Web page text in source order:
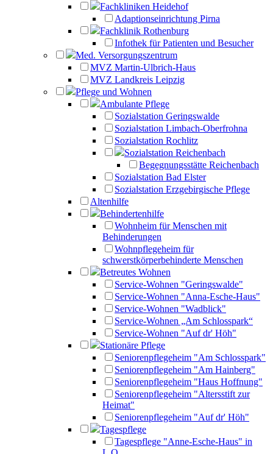
Fachkliniken Heidehof
Adaptionseinrichtung Pirna
Fachklinik Rothenburg
Infothek für Patienten und Besucher
Med. Versorgungszentrum
MVZ Martin-Ulbrich-Haus
MVZ Landkreis Leipzig
Pflege und Wohnen
Ambulante Pflege
Sozialstation Geringswalde
Sozialstation Limbach-Oberfrohna
Sozialstation Rochlitz
Sozialstation Reichenbach
Begegnungsstätte Reichenbach
Sozialstation Bad Elster
Sozialstation Erzgebirgische Pflege
Altenhilfe
Behindertenhilfe
Wohnheim für Menschen mit
Behinderungen
Wohnpflegeheim für
schwerstkörperbehinderte Menschen
Betreutes Wohnen
Service-Wohnen "Geringswalde"
Service-Wohnen "Anna-Esche-Haus"
Service-Wohnen "Wadblick"
Service-Wohnen „Am Schlosspark“
Service-Wohnen "Auf dr' Höh"
Stationäre Pflege
Seniorenpflegeheim "Am Schlosspark"
Seniorenpflegeheim "Am Hainberg"
Seniorenpflegeheim "Haus Hoffnung"
Seniorenpflegeheim "Altersstift zur
Heimat"
Seniorenpflegeheim "Auf dr' Höh"
Tagespflege
Tagespflege "Anne-Esche-Haus" in